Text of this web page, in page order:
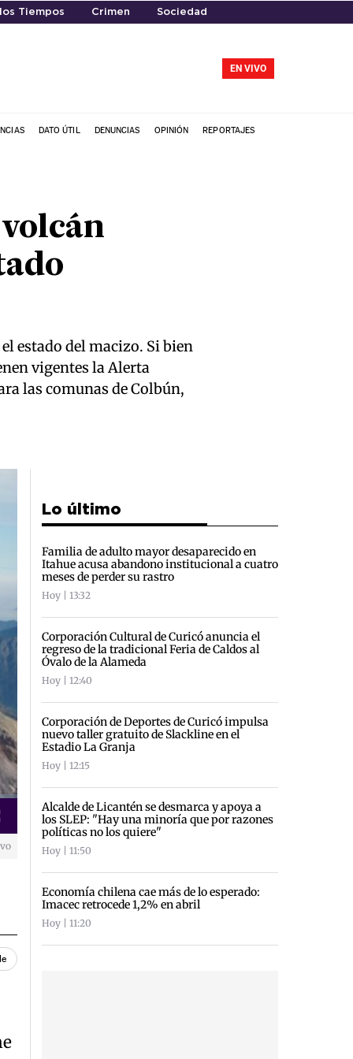
Tiempos Crimen Sociedad
EN VIVO
DATO ÚTIL DENUNCIAS OPINIÓN REPORTAJES
estado del macizo. Si bien
vigentes la Alerta
las comunas de Colbún,
Lo último
Familia de adulto mayor desaparecido en
Itahue acusa abandono institucional a cuatro
meses de perder su rastro
Hoy | 13:32
Corporación Cultural de Curicó anuncia el
regreso de la tradicional Feria de Caldos al
Óvalo de la Alameda
Hoy | 12:40
Corporación de Deportes de Curicó impulsa
nuevo taller gratuito de Slackline en el
Estadio La Granja
Hoy | 12:15
Alcalde de Licantén se desmarca y apoya a
los SLEP: "Hay una minoría que por razones
políticas no los quiere"
Hoy | 11:50
Economía chilena cae más de lo esperado:
Imacec retrocede 1,2% en abril
Hoy | 11:20